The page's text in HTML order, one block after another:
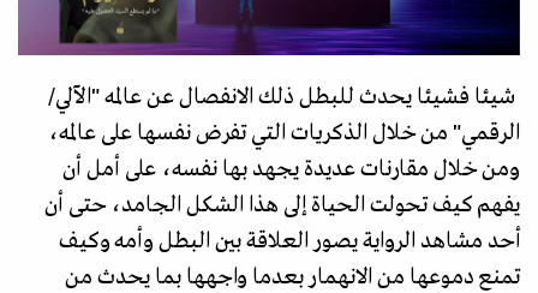
شيئا فشيئا يحدث للبطل ذلك الانفصال عن عالمه "الآلي/
الرقمي" من خلال الذكريات التي تفرض نفسها على عالمه،
ومن خلال مقارنات عديدة يجهد بها نفسه، على أمل أن
يفهم كيف تحولت الحياة إلى هذا الشكل الجامد، حتى أن
أحد مشاهد الرواية يصور العلاقة بين البطل وأمه وكيف
تمنع دموعها من الانهمار بعدما واجهها بما يحدث من